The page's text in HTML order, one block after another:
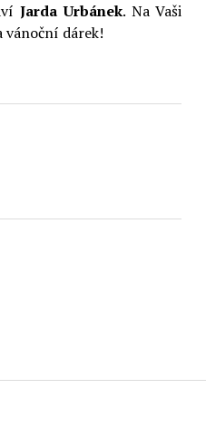
Jarda Urbánek. Na Vaši
vánoční dárek!